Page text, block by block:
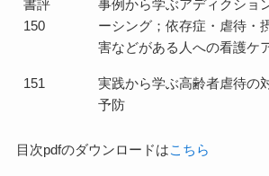
書評
150
事例から学ぶアディクショ
ーシング；依存症・虐待・
害などがある人への看護ケ
151
実践から学ぶ高齢者虐待の
予防
目次pdfのダウンロードはこちら